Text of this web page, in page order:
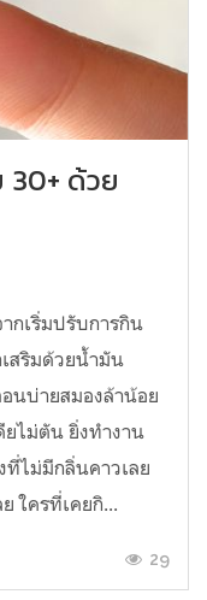
30+ ด้วย
กเริ่มปรับการกิน
สริมด้วยน้ำมัน
อนบ่ายสมองล้าน้อย
ยไม่ตัน ยิ่งทำงาน
ที่ไม่มีกลิ่นคาวเลย
ใครที่เคยกิ...
29